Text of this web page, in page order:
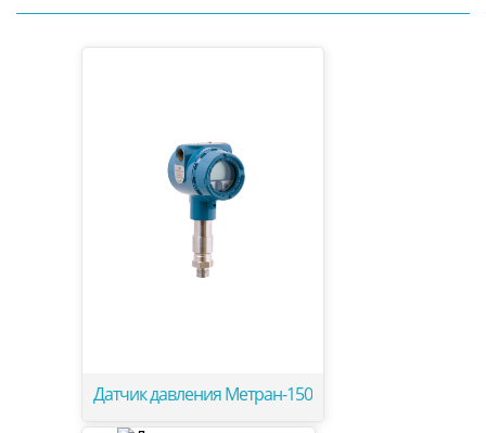
Датчик давления Метран-150